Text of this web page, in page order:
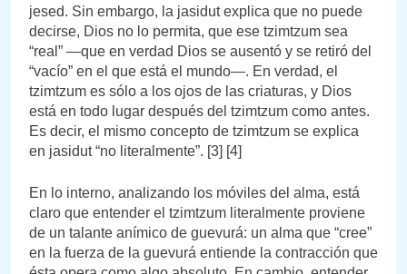
jesed. Sin embargo, la jasidut explica que no puede
decirse, Dios no lo permita, que ese tzimtzum sea
“real” —que en verdad Dios se ausentó y se retiró del
“vacío” en el que está el mundo—. En verdad, el
tzimtzum es sólo a los ojos de las criaturas, y Dios
está en todo lugar después del tzimtzum como antes.
Es decir, el mismo concepto de tzimtzum se explica
en jasidut “no literalmente”. [3] [4]
En lo interno, analizando los móviles del alma, está
claro que entender el tzimtzum literalmente proviene
de un talante anímico de guevurá: un alma que “cree”
en la fuerza de la guevurá entiende la contracción que